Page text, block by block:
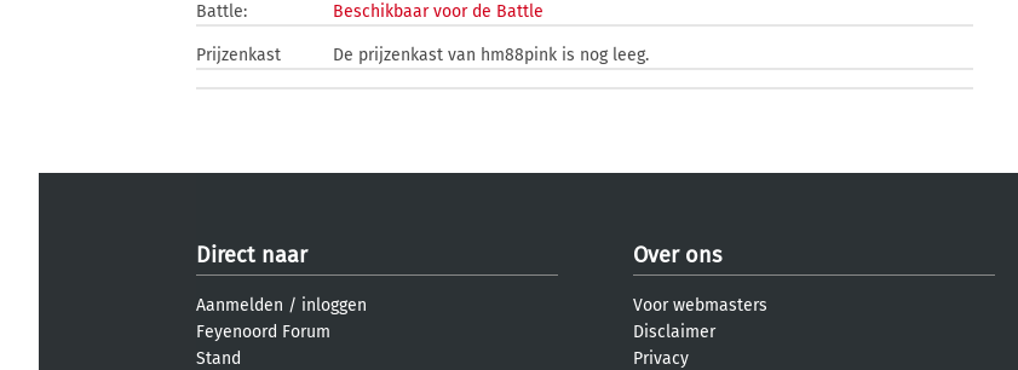
Battle:
Beschikbaar voor de Battle
Prijzenkast De prijzenkast van hm88pink is nog leeg.
Direct naar
Aanmelden / inloggen
Feyenoord Forum
Stand
Over ons
Voor webmasters
Disclaimer
Privacy